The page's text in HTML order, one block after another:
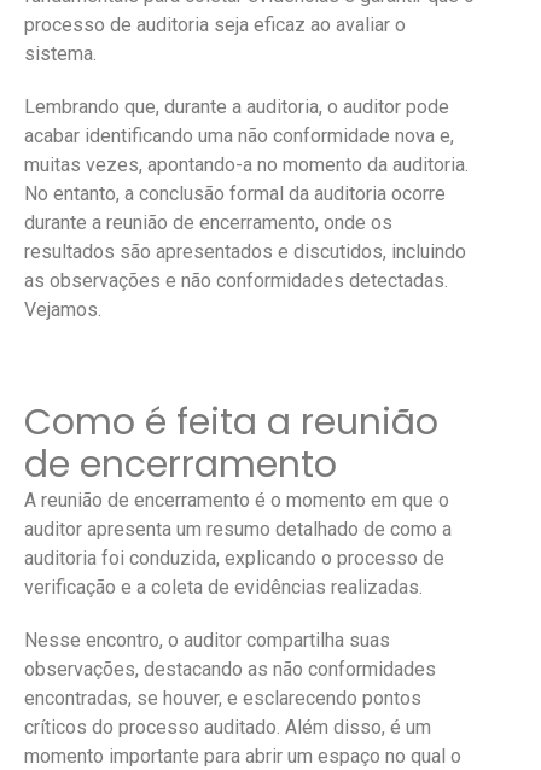
processo de auditoria seja eficaz ao avaliar o
sistema.
Lembrando que, durante a auditoria, o auditor pode
acabar identificando uma não conformidade nova e,
muitas vezes, apontando-a no momento da auditoria.
No entanto, a conclusão formal da auditoria ocorre
durante a reunião de encerramento, onde os
resultados são apresentados e discutidos, incluindo
as observações e não conformidades detectadas.
Vejamos.
Como é feita a reunião
de encerramento
A reunião de encerramento é o momento em que o
auditor apresenta um resumo detalhado de como a
auditoria foi conduzida, explicando o processo de
verificação e a coleta de evidências realizadas.
Nesse encontro, o auditor compartilha suas
observações, destacando as não conformidades
encontradas, se houver, e esclarecendo pontos
críticos do processo auditado. Além disso, é um
momento importante para abrir um espaço no qual o